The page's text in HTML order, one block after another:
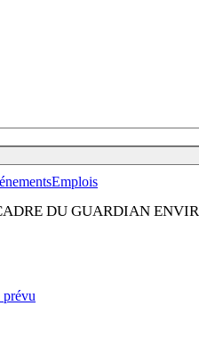
Emplois
DU GUARDIAN
prévu